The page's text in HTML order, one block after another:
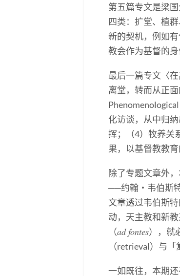
第五篇专文是梁
四类：扩堂、植
新的契机，例如
教会作为基督的
最后一篇专文〈
离堂，转而从正
化访谈，从中归
挥；（4）牧养关
果，以基督教教
除了专题文章外
──约翰・韦伯斯
文章透过韦伯斯
动，天主教和新
（ad fontes），就
（retrieval）与「
一如既往，本期